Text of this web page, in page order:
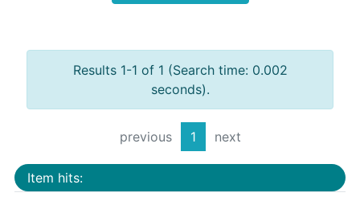
Results 1-1 of 1 (Search time: 0.002
seconds).
previous 1 next
Item hits: